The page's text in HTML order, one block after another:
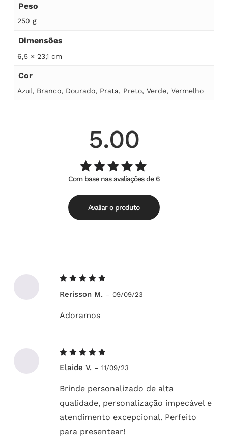
Peso
250 g
Dimensões
6,5 × 23,1 cm
Cor
Azul, Branco, Dourado, Prata, Preto, Verde, Vermelho
5.00
Avaliação
5.00de
5
Com base nas avaliações de 6
Avaliar o produto
5de 5
Rerisson M. – 09/09/23
Adoramos
5de 5
Elaide V. – 11/09/23
Brinde personalizado de alta
qualidade, personalização impecável e
atendimento excepcional. Perfeito
para presentear!